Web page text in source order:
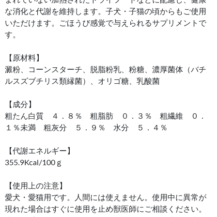
な消化と代謝を維持します。子犬・子猫の頃からもご使用
いただけます。ごほうび感覚で与えられるサプリメントで
す。
【原材料】
澱粉、コーンスターチ、脱脂粉乳、粉糖、濃厚菌体（バチ
ルスズブチリス類縁菌）、オリゴ糖、乳酸菌
【成分】
粗たん白質 ４．８％ 粗脂肪 ０．３％ 粗繊維 ０．
１％未満 粗灰分 ５．９％ 水分 ５．４％
【代謝エネルギー】
355.9Kcal/100ｇ
【使用上の注意】
愛犬・愛猫用です。人間には使えません。使用中に異常が
現れた場合はすぐに使用を止め獣医師にご相談ください。